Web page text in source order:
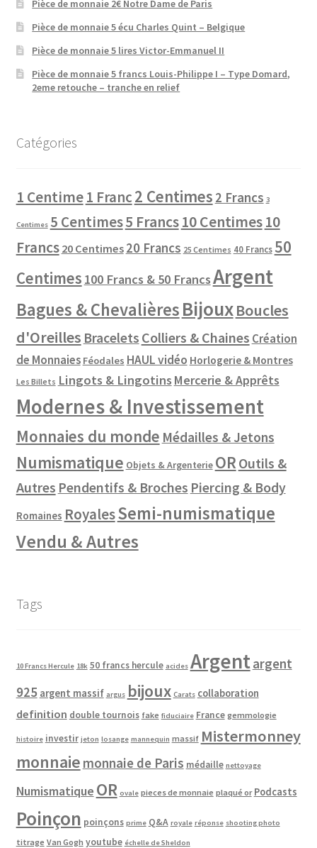
Pièce de monnaie 2€ Notre Dame de Paris
Pièce de monnaie 5 écu Charles Quint – Belgique
Pièce de monnaie 5 lires Victor-Emmanuel II
Pièce de monnaie 5 francs Louis-Philippe I – Type Domard,
2eme retouche – tranche en relief
Catégories
1 Centime1 Franc2 Centimes 2 Francs 3
Centimes 5 Centimes5 Francs10 Centimes10
Francs 20 Centimes 20 Francs 25 Centimes 40 Francs 50
Centimes 100 Francs & 50 FrancsArgent
Bagues & ChevalièresBijouxBoucles
d'Oreilles Bracelets Colliers & Chaines Création
de Monnaies Féodales HAUL vidéo Horlogerie & Montres
Les Billets Lingots & Lingotins Mercerie & Apprêts
Modernes & Investissement
Monnaies du monde Médailles & Jetons
Numismatique Objets & Argenterie OR Outils &
Autres Pendentifs & Broches Piercing & Body
Romaines RoyalesSemi-numismatique
Vendu & Autres
Tags
10 Francs Hercule 18k 50 francs hercule acides Argentargent
925 argent massif argus bijoux Carats collaboration
definition double tournois fake fiduciaire France gemmologie
histoire investir jeton losange mannequin massif Mistermonney
monnaie monnaie de Paris médaille nettoyage
Numismatique OR ovale pieces de monnaie plaqué or Podcasts
Poinçon poinçons prime Q&A royale réponse shooting photo
titrage Van Gogh youtube échelle de Sheldon